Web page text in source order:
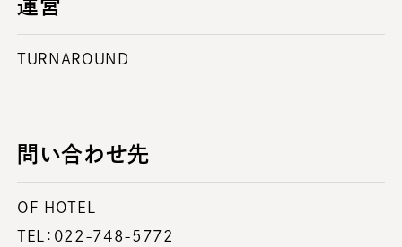
運営
TURNAROUND
問い合わせ先
OF HOTEL
TEL：022-748-5772